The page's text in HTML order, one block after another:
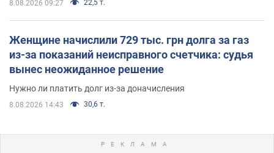
8.08.2026 09:27 22,5 т.
Женщине начислили 729 тыс. грн долга за газ
из-за показаний неисправного счетчика: судья
вынес неожиданное решение
Нужно ли платить долг из-за доначисления
8.08.2026 14:43 30,6 т.